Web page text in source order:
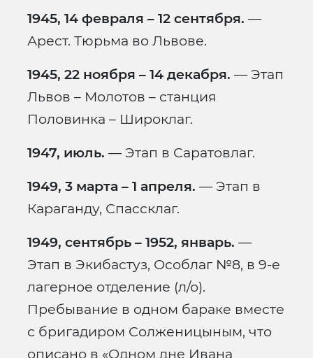
1945, 14 февраля – 12 сентября. —
Арест. Тюрьма во Львове.
1945, 22 ноября – 14 декабря. — Этап
Львов – Молотов – станция
Половинка – Широклаг.
1947, июль. — Этап в Саратовлаг.
1949, 3 марта – 1 апреля. — Этап в
Караганду, Спассклаг.
1949, сентябрь – 1952, январь. —
Этап в Экибастуз, Особлаг №8, в 9-е
лагерное отделение (л/о).
Пребывание в одном бараке вместе
с бригадиром Солженицыным, что
описано в «Одном дне Ивана